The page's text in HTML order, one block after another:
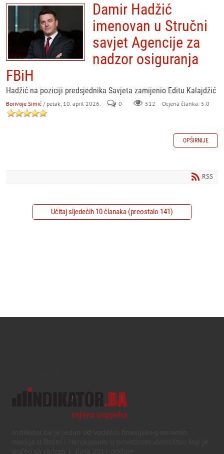
Damir Hadžić
imenovan u Stručni
savjet Agencije za
nadzor osiguranja
FBiH
Hadžić na poziciji predsjednika Savjeta zamijenio Editu Kalajdžić
Borivoje Simić / petak, 10. april 2026. 0 512 Ocjena članka: 5.0
OPŠIRNIJE
RSS
Učitaj sljedećih 10 članaka (preostalo 141)